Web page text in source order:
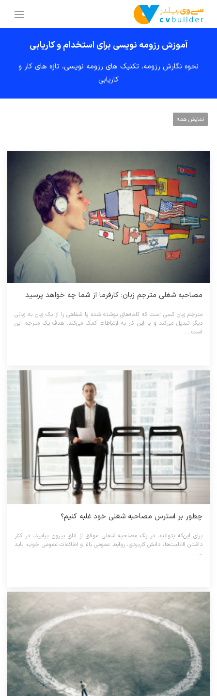
آموزش رزومه نویسی برای استخدام و کاریابی
نحوه نگارش رزومه، تکنیک های رزومه نویسی، تازه های کار و
کاریابی
نمایش همه
مصاحبه شغلی مترجم زبان: کارفرما از شما چه خواهد پرسید
مترجم زبان کسی است که کلمه‌های نوشته شده یا شفاهی را از یک زبان به زبانی
دیگر تبدیل می‌‌کند و با این کار به ارتباطات کمک می‌کند. هدف یک مترجم این
است ...
چطور بر استرس مصاحبه شغلی خود غلبه کنیم؟
برای این‌که بتوانید در یک مصاحبه شغلی موفق از اتاق بیرون بیایید، در کنار
داشتن قابلیت‌ها، دانش کاربردی، روابط عمومی بالا و اطلاعات عمومی خوب، باید
...